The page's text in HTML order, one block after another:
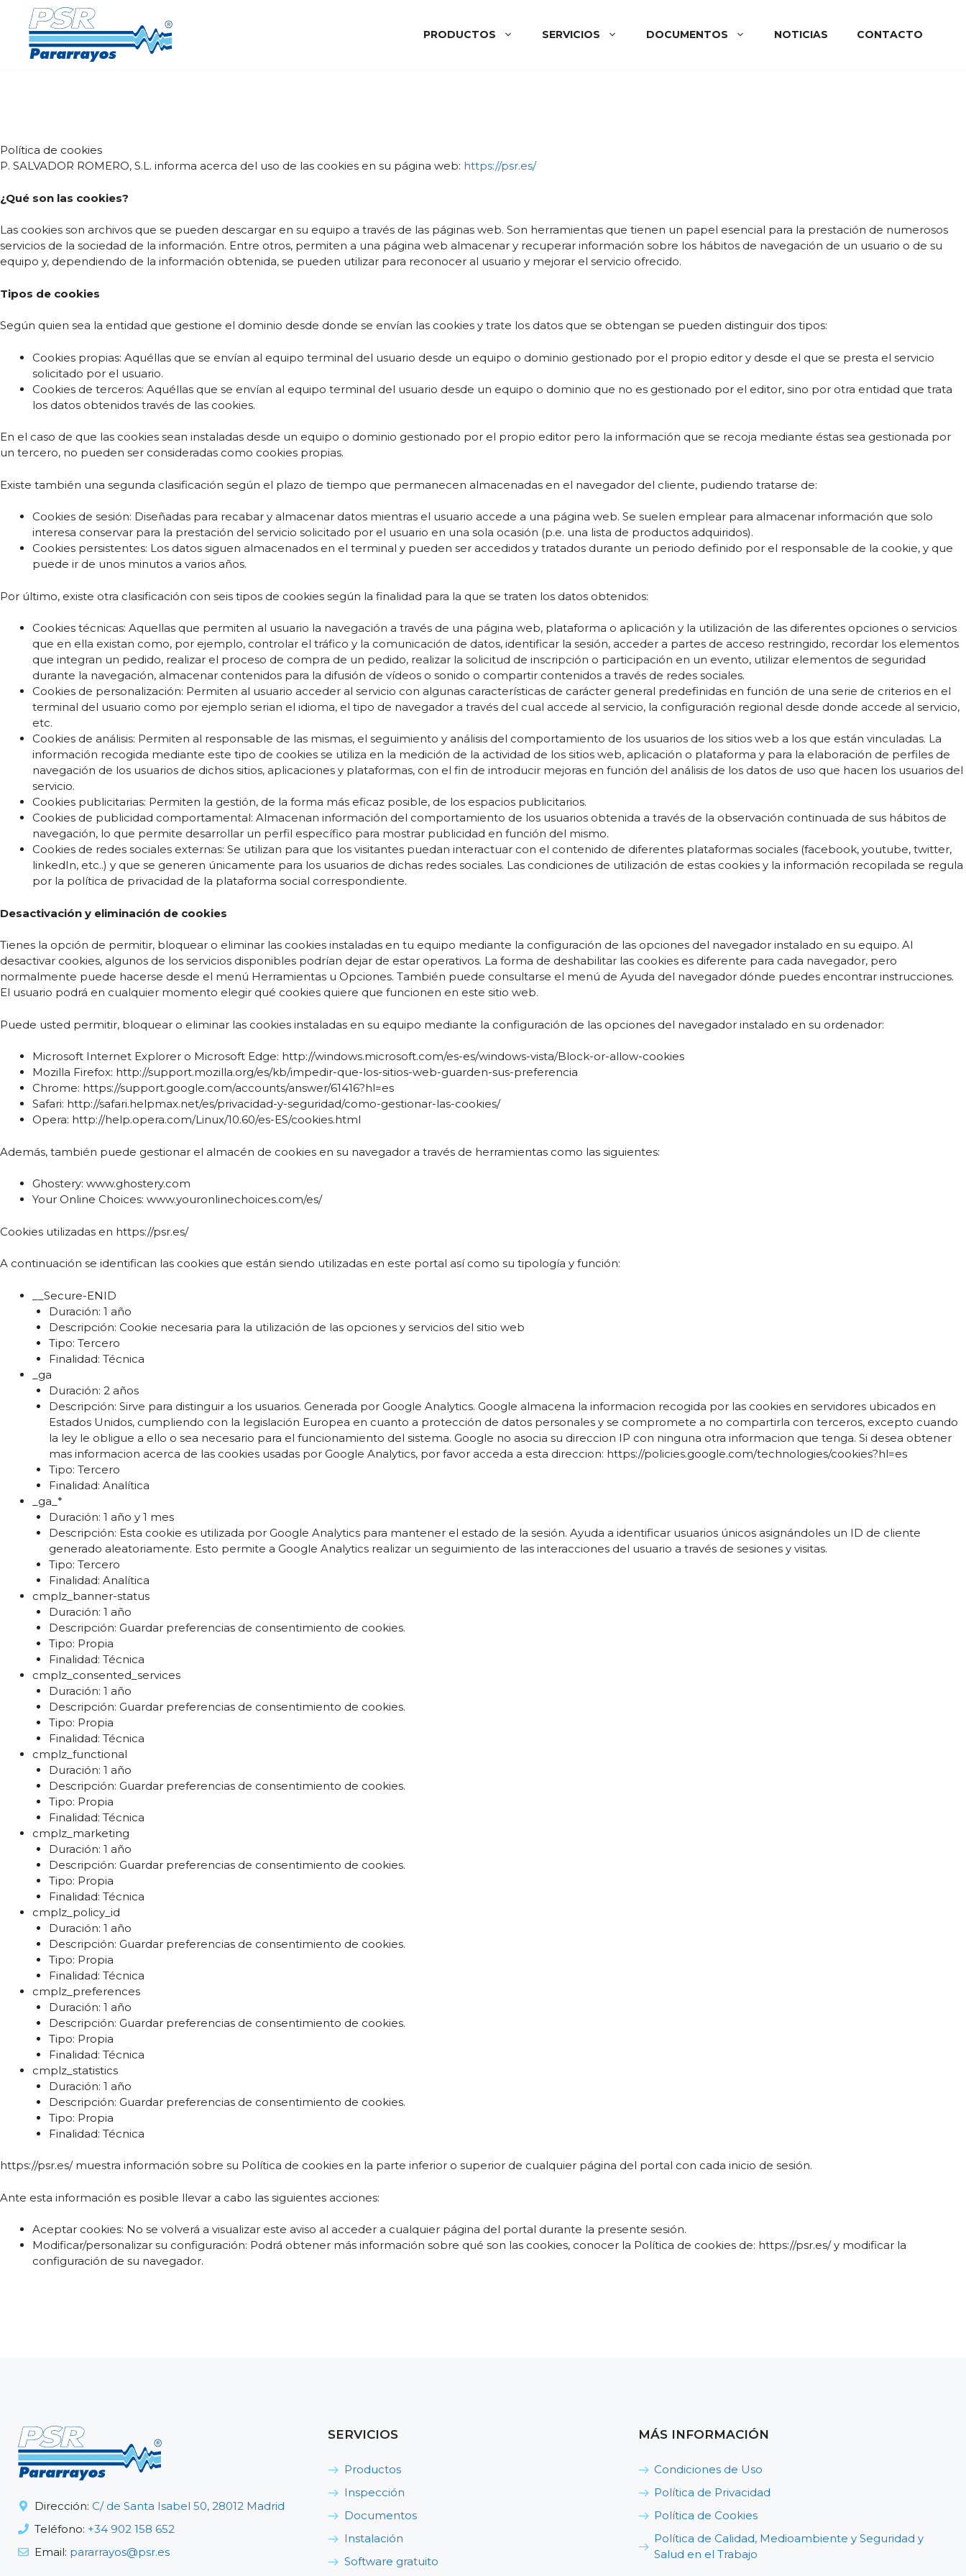
contenido
PRODUCTOS SERVICIOS DOCUMENTOS NOTICIAS CONTACTO
Política de cookies
P. SALVADOR ROMERO, S.L. informa acerca del uso de las cookies en su página web: https://psr.es/
¿Qué son las cookies?
Las cookies son archivos que se pueden descargar en su equipo a través de las páginas web. Son herramientas que tienen un papel esencial para la prestación de numerosos
servicios de la sociedad de la información. Entre otros, permiten a una página web almacenar y recuperar información sobre los hábitos de navegación de un usuario o de su
equipo y, dependiendo de la información obtenida, se pueden utilizar para reconocer al usuario y mejorar el servicio ofrecido.
Tipos de cookies
Según quien sea la entidad que gestione el dominio desde donde se envían las cookies y trate los datos que se obtengan se pueden distinguir dos tipos:
Cookies propias: Aquéllas que se envían al equipo terminal del usuario desde un equipo o dominio gestionado por el propio editor y desde el que se presta el servicio
solicitado por el usuario.
Cookies de terceros: Aquéllas que se envían al equipo terminal del usuario desde un equipo o dominio que no es gestionado por el editor, sino por otra entidad que trata
los datos obtenidos través de las cookies.
En el caso de que las cookies sean instaladas desde un equipo o dominio gestionado por el propio editor pero la información que se recoja mediante éstas sea gestionada por
un tercero, no pueden ser consideradas como cookies propias.
Existe también una segunda clasificación según el plazo de tiempo que permanecen almacenadas en el navegador del cliente, pudiendo tratarse de:
Cookies de sesión: Diseñadas para recabar y almacenar datos mientras el usuario accede a una página web. Se suelen emplear para almacenar información que solo
interesa conservar para la prestación del servicio solicitado por el usuario en una sola ocasión (p.e. una lista de productos adquiridos).
Cookies persistentes: Los datos siguen almacenados en el terminal y pueden ser accedidos y tratados durante un periodo definido por el responsable de la cookie, y que
puede ir de unos minutos a varios años.
Por último, existe otra clasificación con seis tipos de cookies según la finalidad para la que se traten los datos obtenidos:
Cookies técnicas: Aquellas que permiten al usuario la navegación a través de una página web, plataforma o aplicación y la utilización de las diferentes opciones o servicios
que en ella existan como, por ejemplo, controlar el tráfico y la comunicación de datos, identificar la sesión, acceder a partes de acceso restringido, recordar los elementos
que integran un pedido, realizar el proceso de compra de un pedido, realizar la solicitud de inscripción o participación en un evento, utilizar elementos de seguridad
durante la navegación, almacenar contenidos para la difusión de vídeos o sonido o compartir contenidos a través de redes sociales.
Cookies de personalización: Permiten al usuario acceder al servicio con algunas características de carácter general predefinidas en función de una serie de criterios en el
terminal del usuario como por ejemplo serian el idioma, el tipo de navegador a través del cual accede al servicio, la configuración regional desde donde accede al servicio,
etc.
Cookies de análisis: Permiten al responsable de las mismas, el seguimiento y análisis del comportamiento de los usuarios de los sitios web a los que están vinculadas. La
información recogida mediante este tipo de cookies se utiliza en la medición de la actividad de los sitios web, aplicación o plataforma y para la elaboración de perfiles de
navegación de los usuarios de dichos sitios, aplicaciones y plataformas, con el fin de introducir mejoras en función del análisis de los datos de uso que hacen los usuarios del
servicio.
Cookies publicitarias: Permiten la gestión, de la forma más eficaz posible, de los espacios publicitarios.
Cookies de publicidad comportamental: Almacenan información del comportamiento de los usuarios obtenida a través de la observación continuada de sus hábitos de
navegación, lo que permite desarrollar un perfil específico para mostrar publicidad en función del mismo.
Cookies de redes sociales externas: Se utilizan para que los visitantes puedan interactuar con el contenido de diferentes plataformas sociales (facebook, youtube, twitter,
linkedIn, etc..) y que se generen únicamente para los usuarios de dichas redes sociales. Las condiciones de utilización de estas cookies y la información recopilada se regula
por la política de privacidad de la plataforma social correspondiente.
Desactivación y eliminación de cookies
Tienes la opción de permitir, bloquear o eliminar las cookies instaladas en tu equipo mediante la configuración de las opciones del navegador instalado en su equipo. Al
desactivar cookies, algunos de los servicios disponibles podrían dejar de estar operativos. La forma de deshabilitar las cookies es diferente para cada navegador, pero
normalmente puede hacerse desde el menú Herramientas u Opciones. También puede consultarse el menú de Ayuda del navegador dónde puedes encontrar instrucciones.
El usuario podrá en cualquier momento elegir qué cookies quiere que funcionen en este sitio web.
Puede usted permitir, bloquear o eliminar las cookies instaladas en su equipo mediante la configuración de las opciones del navegador instalado en su ordenador:
Microsoft Internet Explorer o Microsoft Edge: http://windows.microsoft.com/es-es/windows-vista/Block-or-allow-cookies
Mozilla Firefox: http://support.mozilla.org/es/kb/impedir-que-los-sitios-web-guarden-sus-preferencia
Chrome: https://support.google.com/accounts/answer/61416?hl=es
Safari: http://safari.helpmax.net/es/privacidad-y-seguridad/como-gestionar-las-cookies/
Opera: http://help.opera.com/Linux/10.60/es-ES/cookies.html
Además, también puede gestionar el almacén de cookies en su navegador a través de herramientas como las siguientes:
Ghostery: www.ghostery.com
Your Online Choices: www.youronlinechoices.com/es/
Cookies utilizadas en https://psr.es/
A continuación se identifican las cookies que están siendo utilizadas en este portal así como su tipología y función:
__Secure-ENID
Duración: 1 año
Descripción: Cookie necesaria para la utilización de las opciones y servicios del sitio web
Tipo: Tercero
Finalidad: Técnica
_ga
Duración: 2 años
Descripción: Sirve para distinguir a los usuarios. Generada por Google Analytics. Google almacena la informacion recogida por las cookies en servidores ubicados en
Estados Unidos, cumpliendo con la legislación Europea en cuanto a protección de datos personales y se compromete a no compartirla con terceros, excepto cuando
la ley le obligue a ello o sea necesario para el funcionamiento del sistema. Google no asocia su direccion IP con ninguna otra informacion que tenga. Si desea obtener
mas informacion acerca de las cookies usadas por Google Analytics, por favor acceda a esta direccion: https://policies.google.com/technologies/cookies?hl=es
Tipo: Tercero
Finalidad: Analítica
_ga_*
Duración: 1 año y 1 mes
Descripción: Esta cookie es utilizada por Google Analytics para mantener el estado de la sesión. Ayuda a identificar usuarios únicos asignándoles un ID de cliente
generado aleatoriamente. Esto permite a Google Analytics realizar un seguimiento de las interacciones del usuario a través de sesiones y visitas.
Tipo: Tercero
Finalidad: Analítica
cmplz_banner-status
Duración: 1 año
Descripción: Guardar preferencias de consentimiento de cookies.
Tipo: Propia
Finalidad: Técnica
cmplz_consented_services
Duración: 1 año
Descripción: Guardar preferencias de consentimiento de cookies.
Tipo: Propia
Finalidad: Técnica
cmplz_functional
Duración: 1 año
Descripción: Guardar preferencias de consentimiento de cookies.
Tipo: Propia
Finalidad: Técnica
cmplz_marketing
Duración: 1 año
Descripción: Guardar preferencias de consentimiento de cookies.
Tipo: Propia
Finalidad: Técnica
cmplz_policy_id
Duración: 1 año
Descripción: Guardar preferencias de consentimiento de cookies.
Tipo: Propia
Finalidad: Técnica
cmplz_preferences
Duración: 1 año
Descripción: Guardar preferencias de consentimiento de cookies.
Tipo: Propia
Finalidad: Técnica
cmplz_statistics
Duración: 1 año
Descripción: Guardar preferencias de consentimiento de cookies.
Tipo: Propia
Finalidad: Técnica
https://psr.es/ muestra información sobre su Política de cookies en la parte inferior o superior de cualquier página del portal con cada inicio de sesión.
Ante esta información es posible llevar a cabo las siguientes acciones:
Aceptar cookies: No se volverá a visualizar este aviso al acceder a cualquier página del portal durante la presente sesión.
Modificar/personalizar su configuración: Podrá obtener más información sobre qué son las cookies, conocer la Política de cookies de: https://psr.es/ y modificar la
configuración de su navegador.
Dirección: C/ de Santa Isabel 50, 28012 Madrid
Teléfono: +34 902 158 652
Email: pararrayos@psr.es
SERVICIOS
Productos
Inspección
Documentos
Instalación
Software gratuito
MÁS INFORMACIÓN
Condiciones de Uso
Política de Privacidad
Política de Cookies
Política de Calidad, Medioambiente y Seguridad y
Salud en el Trabajo